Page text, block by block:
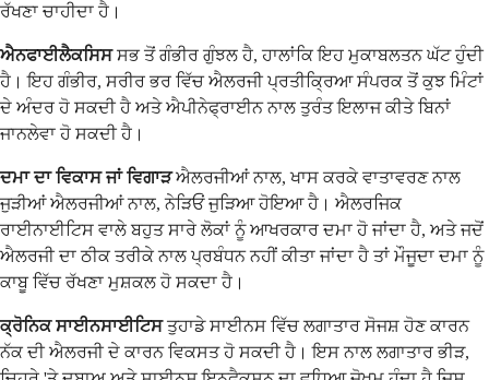
ਰੱਖਣਾ ਚਾਹੀਦਾ ਹੈ।
ਐਨਫਾਈਲੈਕਸਿਸਸਭ ਤੋਂ ਗੰਭੀਰ ਗੁੰਝਲ ਹੈ, ਹਾਲਾਂਕਿ ਇਹ ਮੁਕਾਬਲਤਨ ਘੱਟ ਹੁੰਦੀ
ਹੈ। ਇਹ ਗੰਭੀਰ, ਸਰੀਰ ਭਰ ਵਿੱਚ ਐਲਰਜੀ ਪ੍ਰਤੀਕ੍ਰਿਆ ਸੰਪਰਕ ਤੋਂ ਕੁਝ ਮਿੰਟਾਂ
ਦੇ ਅੰਦਰ ਹੋ ਸਕਦੀ ਹੈ ਅਤੇ ਐਪੀਨੇਫ੍ਰਾਈਨ ਨਾਲ ਤੁਰੰਤ ਇਲਾਜ ਕੀਤੇ ਬਿਨਾਂ
ਜਾਨਲੇਵਾ ਹੋ ਸਕਦੀ ਹੈ।
ਦਮਾ ਦਾ ਵਿਕਾਸ ਜਾਂ ਵਿਗਾੜਐਲਰਜੀਆਂ ਨਾਲ, ਖਾਸ ਕਰਕੇ ਵਾਤਾਵਰਣ ਨਾਲ
ਜੁੜੀਆਂ ਐਲਰਜੀਆਂ ਨਾਲ, ਨੇੜਿਓਂ ਜੁੜਿਆ ਹੋਇਆ ਹੈ। ਐਲਰਜਿਕ
ਰਾਈਨਾਈਟਿਸ ਵਾਲੇ ਬਹੁਤ ਸਾਰੇ ਲੋਕਾਂ ਨੂੰ ਆਖਰਕਾਰ ਦਮਾ ਹੋ ਜਾਂਦਾ ਹੈ, ਅਤੇ ਜਦੋਂ
ਐਲਰਜੀ ਦਾ ਠੀਕ ਤਰੀਕੇ ਨਾਲ ਪ੍ਰਬੰਧਨ ਨਹੀਂ ਕੀਤਾ ਜਾਂਦਾ ਹੈ ਤਾਂ ਮੌਜੂਦਾ ਦਮਾ ਨੂੰ
ਕਾਬੂ ਵਿੱਚ ਰੱਖਣਾ ਮੁਸ਼ਕਲ ਹੋ ਸਕਦਾ ਹੈ।
ਕ੍ਰੋਨਿਕ ਸਾਈਨਸਾਈਟਿਸਤੁਹਾਡੇ ਸਾਈਨਸ ਵਿੱਚ ਲਗਾਤਾਰ ਸੋਜਸ਼ ਹੋਣ ਕਾਰਨ
ਨੱਕ ਦੀ ਐਲਰਜੀ ਦੇ ਕਾਰਨ ਵਿਕਸਤ ਹੋ ਸਕਦੀ ਹੈ। ਇਸ ਨਾਲ ਲਗਾਤਾਰ ਭੀੜ,